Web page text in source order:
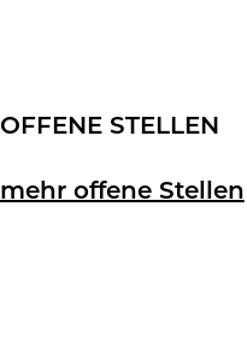
OF­FE­NE STEL­LEN
mehr of­fe­ne Stel­len